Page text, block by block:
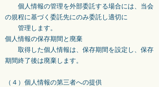
個人情報の管理を外部委託する場合には、当会
の規程に基づく委託先にのみ委託し適切に
管理します。
個人情報の保存期間と廃棄
取得した個人情報は、保存期間を設定し、保存
期間終了後は廃棄します。
（４）個人情報の第三者への提供